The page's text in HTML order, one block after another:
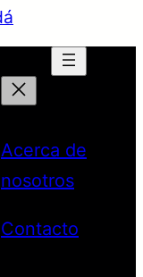
Acerca de
nosotros
Contacto